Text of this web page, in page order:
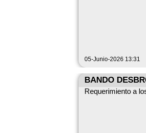
05-Junio-2026 13:31
BANDO
Requerimiento a